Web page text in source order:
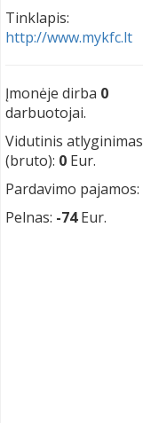
Tinklapis:
http://www.mykfc.lt
Įmonėje dirba 0
darbuotojai.
Vidutinis atlyginimas
(bruto): 0 Eur.
Pardavimo pajamos:
Pelnas: -74Eur.